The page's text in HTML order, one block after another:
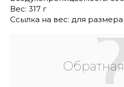
Вес: 317 г
Ссылка на вес: для размера